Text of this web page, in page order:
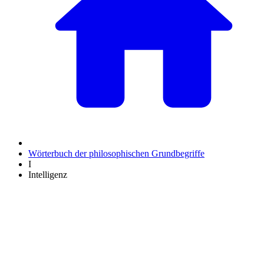
Wörterbuch der philosophischen Grundbegriffe
I
Intelligenz